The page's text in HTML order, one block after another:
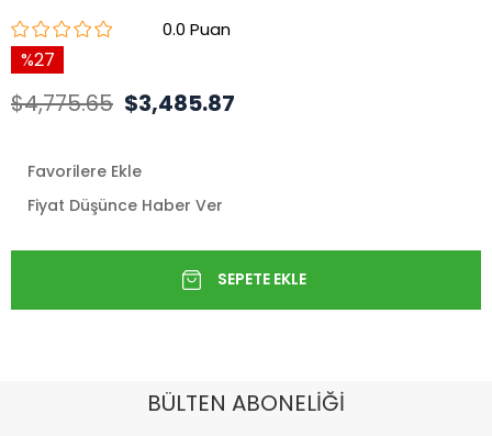
0.0
27
$4,775.65 $3,485.87
Favorilere Ekle
Fiyat Düşünce Haber Ver
BÜLTEN ABONELİĞİ